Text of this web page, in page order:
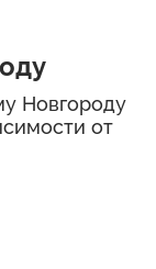
Новгороду
от